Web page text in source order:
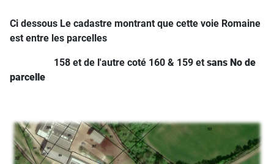
Ci dessous Le cadastre montrant que cette voie Romaine
est entre les parcelles
158 et de l'autre coté 160 & 159 et sans No de
parcelle